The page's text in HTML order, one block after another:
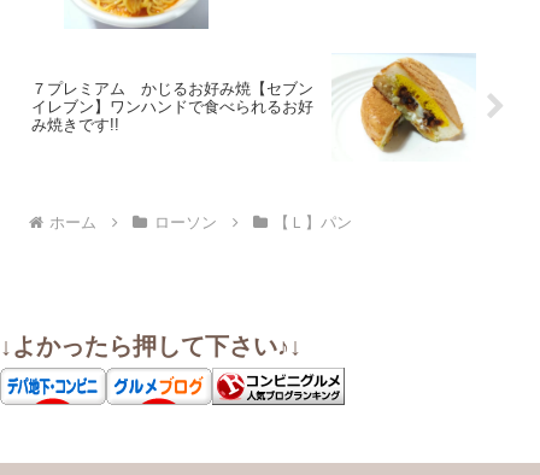
７プレミアム かじるお好み焼【セブン
イレブン】ワンハンドで食べられるお好
み焼きです!!
ホーム ローソン 【Ｌ】パン
↓よかったら押して下さい♪↓